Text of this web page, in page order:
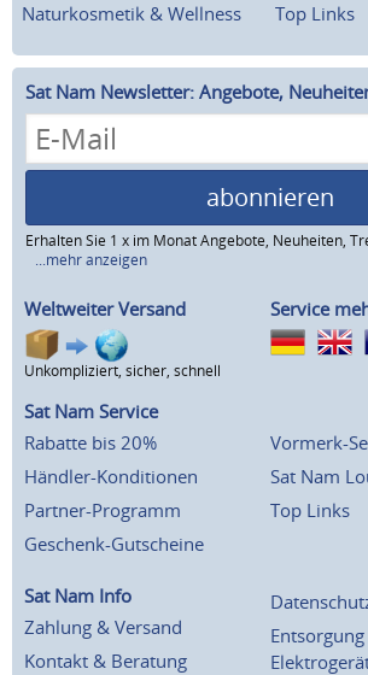
Naturkosmetik & Wellness
Top Links
Sat Nam Newsletter: Angebote,
abonnieren
Erhalten Sie 1 x im Monat Angebote, Neuheiten,
...mehr anzeigen
Weltweiter Versand
Unkompliziert, sicher, schnell
Service
Sat Nam Service
Rabatte bis 20%
Händler-Konditionen
Partner-Programm
Geschenk-Gutscheine
Vormerk-
Sat Nam
Top Links
Sat Nam Info
Zahlung & Versand
Kontakt & Beratung